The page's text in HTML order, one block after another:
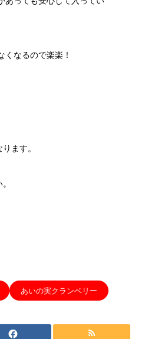
くなるので楽楽！
ます。
あいの実クランベリー